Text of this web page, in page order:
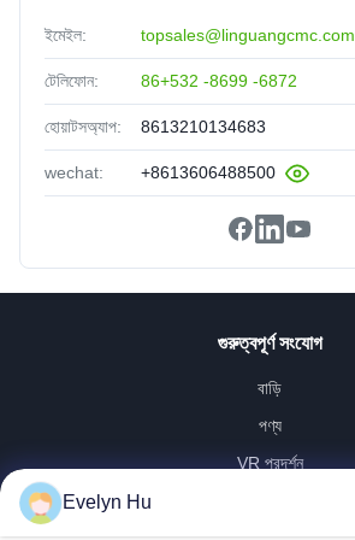
ইমেইল: topsales@linguangcmc.com
টেলিফোন: 86+532 -8699 -6872
হোয়াটসঅ্যাপ: 8613210134683
wechat: +8613606488500
গুরুত্বপূর্ণ সংযোগ
বাড়ি
পণ্য
VR প্রদর্শন
Evelyn Hu